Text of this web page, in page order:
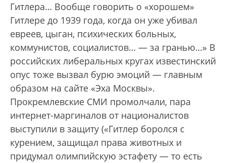
Гитлера… Вообще говорить о «хорошем»
Гитлере до 1939 года, когда он уже убивал
евреев, цыган, психических больных,
коммунистов, социалистов… — за гранью…» В
российских либеральных кругах известинский
опус тоже вызвал бурю эмоций — главным
образом на сайте «Эха Москвы».
Прокремлевские СМИ промолчали, пара
интернет-маргиналов от националистов
выступили в защиту («Гитлер боролся с
курением, защищал права животных и
придумал олимпийскую эстафету — то есть